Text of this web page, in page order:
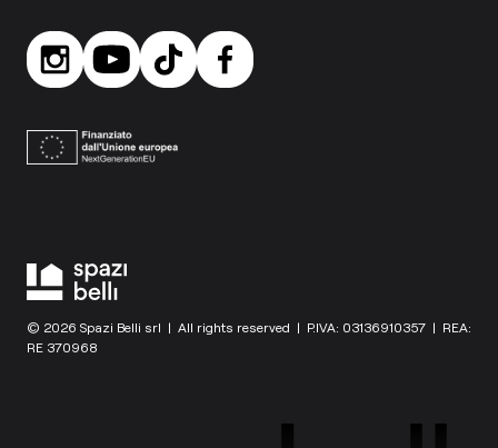
© 2026 Spazi Belli srl | All rights reserved | P.IVA: 03136910357 | REA:
RE 370968